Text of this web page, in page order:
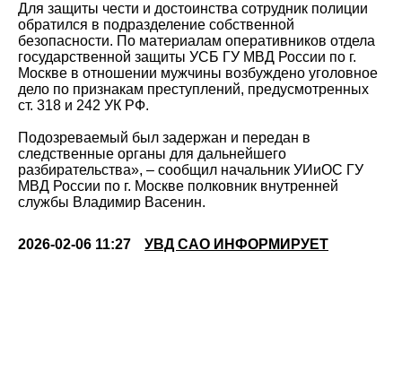
Для защиты чести и достоинства сотрудник полиции
обратился в подразделение собственной
безопасности. По материалам оперативников отдела
государственной защиты УСБ ГУ МВД России по г.
Москве в отношении мужчины возбуждено уголовное
дело по признакам преступлений, предусмотренных
ст. 318 и 242 УК РФ.
Подозреваемый был задержан и передан в
следственные органы для дальнейшего
разбирательства», – сообщил начальник УИиОС ГУ
МВД России по г. Москве полковник внутренней
службы Владимир Васенин.
2026-02-06 11:27 УВД САО ИНФОРМИРУЕТ